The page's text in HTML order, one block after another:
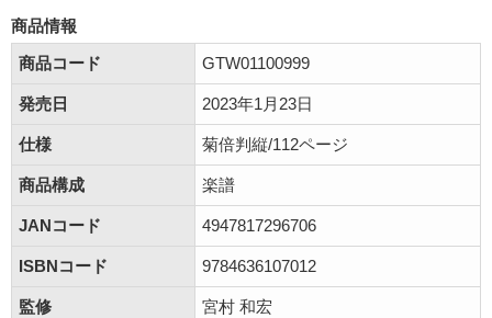
商品情報
商品コード
GTW01100999
発売日 2023年1月23日
仕様 菊倍判縦/112ページ
商品構成 楽譜
JANコード 4947817296706
ISBNコード 9784636107012
監修 宮村 和宏